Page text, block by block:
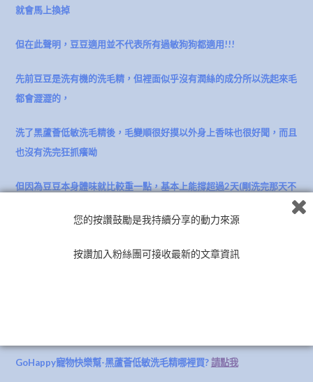
就會馬上換掉
但在此聲明，豆豆適用並不代表所有過敏狗狗都適用!!!
先前豆豆是洗有機的洗毛精，但裡面似乎沒有潤絲的成分所以洗起來毛
都會澀澀的，
洗了黑蘆薈低敏洗毛精後，毛變順很好摸以外身上香味也很好聞， 而且
也沒有洗完狂抓癢呦
但因為豆豆本身體味就比較重一點，基本上能撐超過2天(剛洗完那天不
GoHappy寵物快樂幫-黑蘆薈低敏洗毛精哪裡買?請點我
您的按讚鼓勵是我持續分享的動力來源
按讚加入粉絲團可接收最新的文章資訊